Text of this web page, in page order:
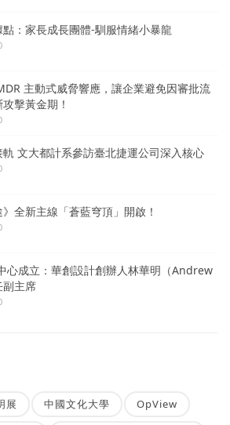
點：家長成長團體-馴服情緒小暴龍
主動式威脅響應，讓企業避免因審批流
擊黃金期！
文大都計系參訪臺北捷運公司深入核心
》全新主線「蒼藍穹頂」開啟！
心成立：華創設計創辦人林華明（Andrew
副主席
展 中國文化大學 OpView